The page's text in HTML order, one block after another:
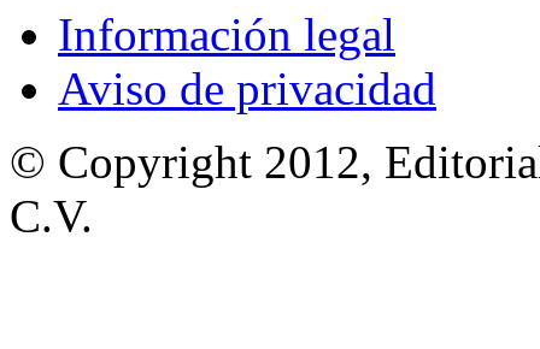
Información legal
Aviso de privacidad
© Copyright 2012,
C.V.